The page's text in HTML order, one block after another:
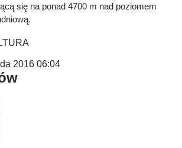
się na ponad 4700 m nad poziomem
2016 06:04